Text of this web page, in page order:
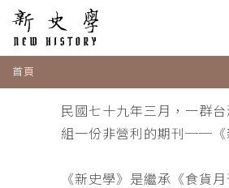
首頁
民國七十九年三月，一群
組一份非營利的期刊──《
《新史學》是繼承《食貨